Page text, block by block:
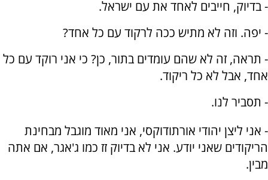
- בדיוק, חייבים לאחד את עם ישראל.
- יפה. וזה לא מתיש ככה לרקוד עם כל אחד?
- תראה, זה לא שהם עומדים בתור, כן? כי אני רוקד עם כל
אחד, אבל לא כל ריקוד.
- תסביר לנו.
- אני ליצן יהודי אורתודוקסי, אני מאוד מוגבל מבחינת
הריקודים שאני יודע. אני לא בדיוק זז כמו ג'אגר, אם אתה
מבין.